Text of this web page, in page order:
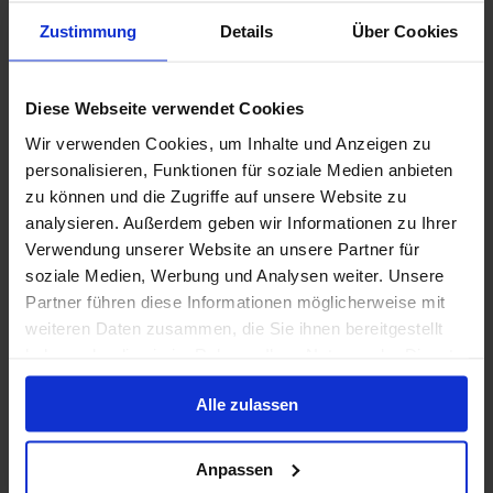
Zustimmung Details Über Cookies
Diese Webseite verwendet Cookies
Wir verwenden Cookies, um Inhalte und Anzeigen zu
personalisieren, Funktionen für soziale Medien anbieten
zu können und die Zugriffe auf unsere Website zu
analysieren. Außerdem geben wir Informationen zu Ihrer
Verwendung unserer Website an unsere Partner für
soziale Medien, Werbung und Analysen weiter. Unsere
Partner führen diese Informationen möglicherweise mit
weiteren Daten zusammen, die Sie ihnen bereitgestellt
gesammelt haben.
Alle zulassen
Anpassen
Volpension
Nachten Geen alternatieven
Binnenhut van
€ 1.409p.p.
Buitenhut van
€ 1.689p.p.
Balkonhutvan
€ 1.829p.p.
Suite
Alleen Cruise
Britse Eilanden vanaf Rotterdam, Nederland met
Van / Naar Rotterdam
Nieuw Statendam